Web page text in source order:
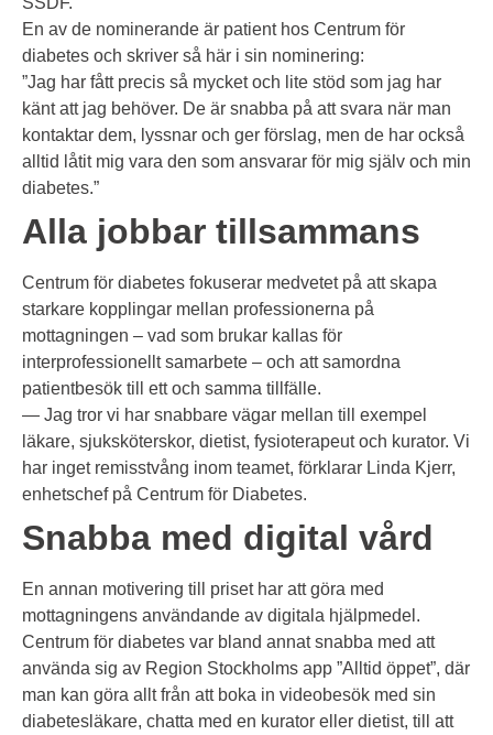
En av de nominerande är patient hos Centrum för
diabetes och skriver så här i sin nominering:
”Jag har fått precis så mycket och lite stöd som jag har
känt att jag behöver. De är snabba på att svara när man
kontaktar dem, lyssnar och ger förslag, men de har också
alltid låtit mig vara den som ansvarar för mig själv och min
diabetes.”
Alla jobbar tillsammans
Centrum för diabetes fokuserar medvetet på att skapa
starkare kopplingar mellan professionerna på
mottagningen – vad som brukar kallas för
interprofessionellt samarbete – och att samordna
patientbesök till ett och samma tillfälle.
— Jag tror vi har snabbare vägar mellan till exempel
läkare, sjuksköterskor, dietist, fysioterapeut och kurator. Vi
har inget remisstvång inom teamet, förklarar Linda Kjerr,
enhetschef på Centrum för Diabetes.
Snabba med digital vård
En annan motivering till priset har att göra med
mottagningens användande av digitala hjälpmedel.
Centrum för diabetes var bland annat snabba med att
använda sig av Region Stockholms app ”Alltid öppet”, där
man kan göra allt från att boka in videobesök med sin
diabetesläkare, chatta med en kurator eller dietist, till att